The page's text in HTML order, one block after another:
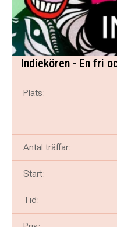
Indiekören - En fri
Plats:
Antal träffar:
Start:
Tid: